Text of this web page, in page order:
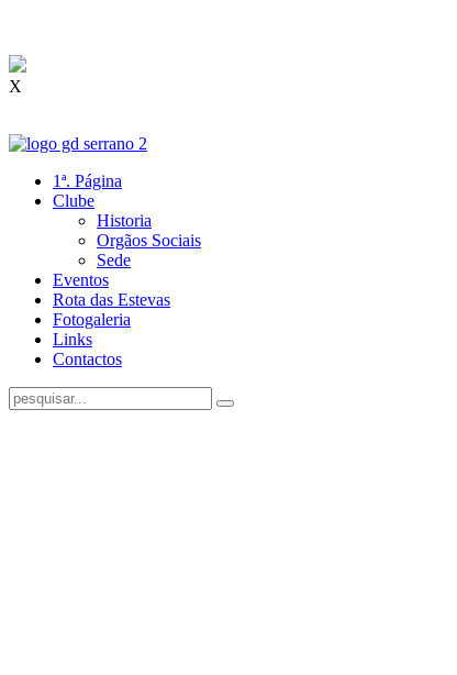
X
1ª. Página
Clube
Historia
Orgãos Sociais
Sede
Eventos
Rota das Estevas
Fotogaleria
Links
Contactos